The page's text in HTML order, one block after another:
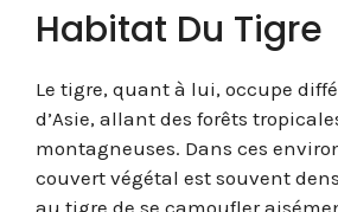
Habitat Du Tigre
Le tigre, quant à lui, occupe
d’Asie, allant des forêts
montagneuses. Dans ces
couvert végétal est souvent